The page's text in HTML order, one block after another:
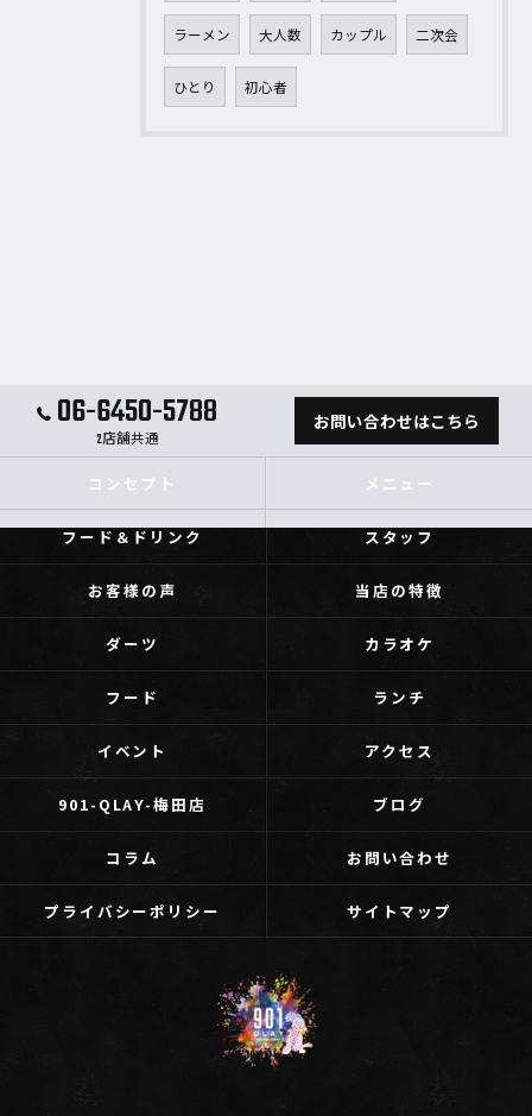
ラーメン 大人数 カップル 二次会
ひとり 初心者
06-6450-5788
2店舗共通
お問い合わせはこちら
コンセプト メニュー
フード＆ドリンク スタッフ
お客様の声 当店の特徴
ダーツ カラオケ
フード ランチ
イベント アクセス
901-QLAY-梅田店 ブログ
コラム お問い合わせ
プライバシーポリシー サイトマップ